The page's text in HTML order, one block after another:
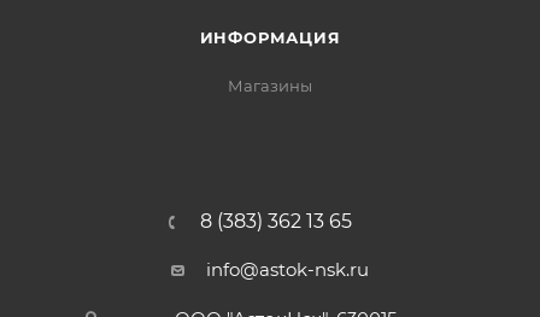
ИНФОРМАЦИЯ
Магазины
8 (383) 362 13 65
info@astok-nsk.ru